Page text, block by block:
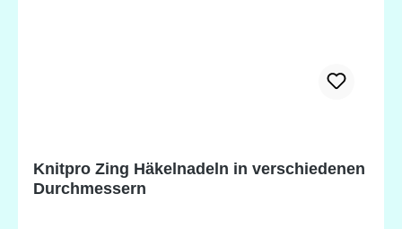
Knitpro Zing Häkelnadeln in verschiedenen
Durchmessern